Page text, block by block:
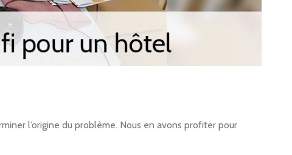
l’origine du problème. Nous en avons profiter pour